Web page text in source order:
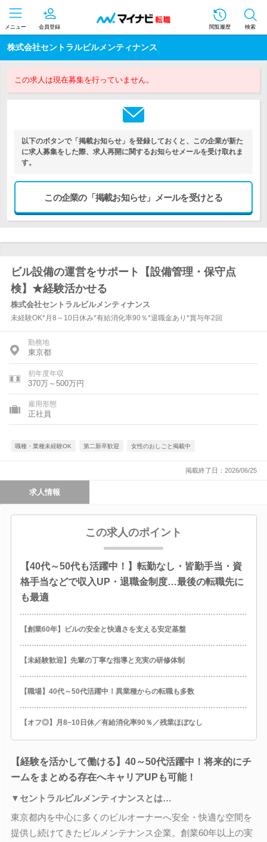
メニュー 会員登録 閲覧履歴 検索
株式会社セントラルビルメンティナンス
この求人は現在募集を行っていません。
以下のボタンで「掲載お知らせ」を登録しておくと、この企業が新た
に求人募集をした際、求人再開に関するお知らせメールを受け取れま
す。
この企業の「掲載お知らせ」メールを受けとる
ビル設備の運営をサポート【設備管理・保守点
検】★経験活かせる
株式会社セントラルビルメンティナンス
未経験OK*月8～10日休み*有給消化率90％*退職金あり*賞与年2回
勤務地
東京都
初年度年収
370万～500万円
雇用形態
正社員
職種・業種未経験OK 第二新卒歓迎 女性のおしごと掲載中
掲載終了日：2026/06/25
求人情報
この求人のポイント
【40代～50代も活躍中！】転勤なし・皆勤手当・資
格手当などで収入UP・退職金制度…最後の転職先に
も最適
【創業60年】ビルの安全と快適さを支える安定基盤
【未経験歓迎】先輩の丁寧な指導と充実の研修体制
【職場】40代～50代活躍中！異業種からの転職も多数
【オフ◎】月8~10日休／有給消化率90％／残業ほぼなし
【経験を活かして働ける】40～50代活躍中！将来的にチ
ームをまとめる存在へキャリアUPも可能！
▼セントラルビルメンティナンスとは…
東京都内を中心に多くのビルオーナーへ安全・快適な空間を
提供し続けてきたビルメンテナンス企業。創業60年以上の実